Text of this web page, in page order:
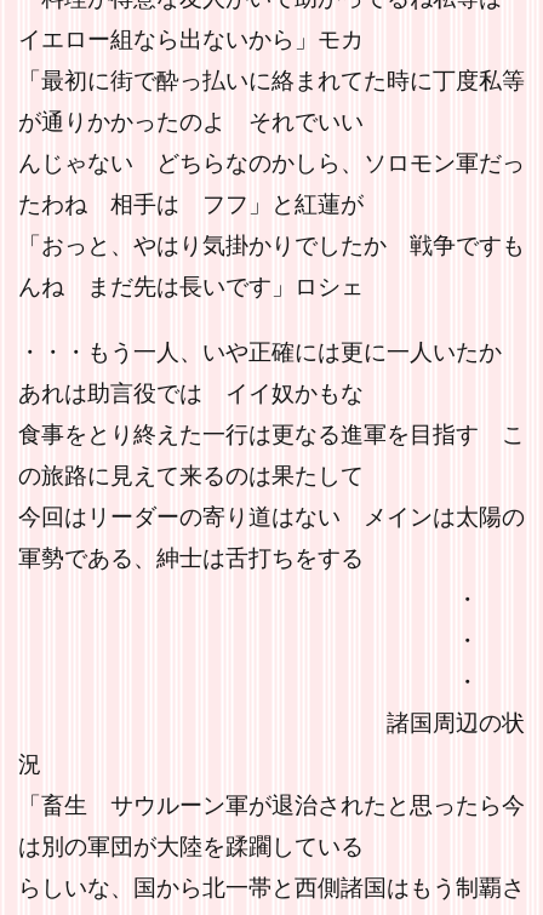
イエロー組なら出ないから」モカ
「最初に街で酔っ払いに絡まれてた時に丁度私等
が通りかかったのよ それでいい
んじゃない どちらなのかしら、ソロモン軍だっ
たわね 相手は フフ」と紅蓮が
「おっと、やはり気掛かりでしたか 戦争ですも
んね まだ先は長いです」ロシェ
・・・もう一人、いや正確には更に一人いたか
あれは助言役では イイ奴かもな
食事をとり終えた一行は更なる進軍を目指す こ
の旅路に見えて来るのは果たして
今回はリーダーの寄り道はない メインは太陽の
軍勢である、紳士は舌打ちをする
・
・
・
諸国周辺の状
況
「畜生 サウルーン軍が退治されたと思ったら今
は別の軍団が大陸を蹂躙している
らしいな、国から北一帯と西側諸国はもう制覇さ